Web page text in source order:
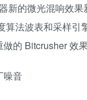
新的微光混响效
法波表和采样
的 Bitcrusher 效
噪音